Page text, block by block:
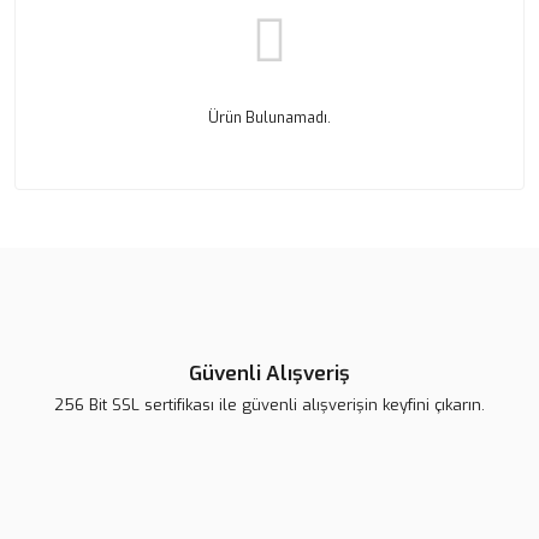
Ürün Bulunamadı.
Güvenli Alışveriş
256 Bit SSL sertifikası ile güvenli alışverişin keyfini çıkarın.